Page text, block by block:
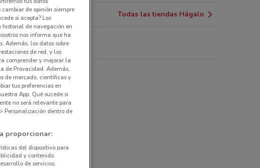
Todas las tiendas Hágalo
Hágalo
hogar y bricolaje
cambiar de opinión siempre
si acepta? Los
de navegación en
nos informa que ha
Además, los datos sobre
de red, y los
comprender y mejorar la
de Provacidad. Además,
de mercado, científicas y
tus preferencias en
App. Qué sucede si
no será relevante para
Personalización dentro de
proporcionar:
del dispositivo para
y contenido
de servicios.